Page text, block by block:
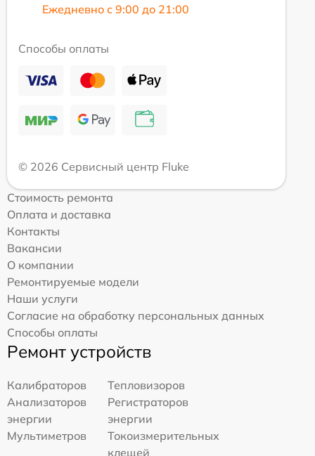
Ежедневно с 9:00 до 21:00
Способы оплаты
© 2026 Сервисный центр Fluke
Стоимость ремонта
Оплата и доставка
Контакты
Вакансии
О компании
Ремонтируемые модели
Наши услуги
Согласие на обработку персональных данных
Способы оплаты
Ремонт устройств
Калибраторов
Тепловизоров
Анализаторов
энергии
Регистраторов
энергии
Мультиметров
Токоизмерительных
клещей